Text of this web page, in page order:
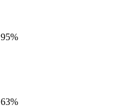
95%
63%